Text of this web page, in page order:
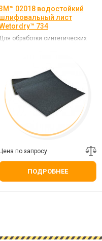
02018 водостойкий
шлифовальный лист
734
Для обработки синтетических
Цена по запросу
ПОДРОБНЕЕ